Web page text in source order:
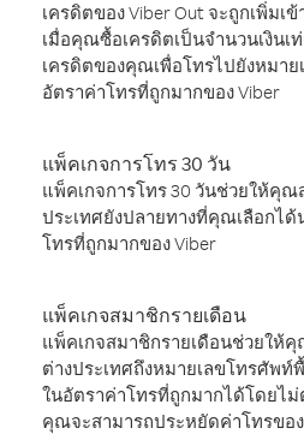
เครดิตของ Viber Out จะถูกเพิ่ม
เมื่อคุณซื้อเครดิตเป็นจำนวนเงิน
เครดิตของคุณเพื่อโทรไปยังหมาย
อัตราค่าโทรที่ถูกมากของ Viber
แพ็คเกจการโทร 30 วัน
แพ็คเกจการโทร 30 วันช่วยให้คุณ
ประเทศยังปลายทางที่คุณเลือกได้
โทรที่ถูกมากของ Viber
แพ็คเกจสมาชิกรายเดือน
แพ็คเกจสมาชิกรายเดือนช่วยให้
ต่างประเทศถึงหมายเลขโทรศัพ
ในอัตราค่าโทรที่ถูกมากได้โดยไ
คุณจะสามารถประหยัดค่าโทรขอ